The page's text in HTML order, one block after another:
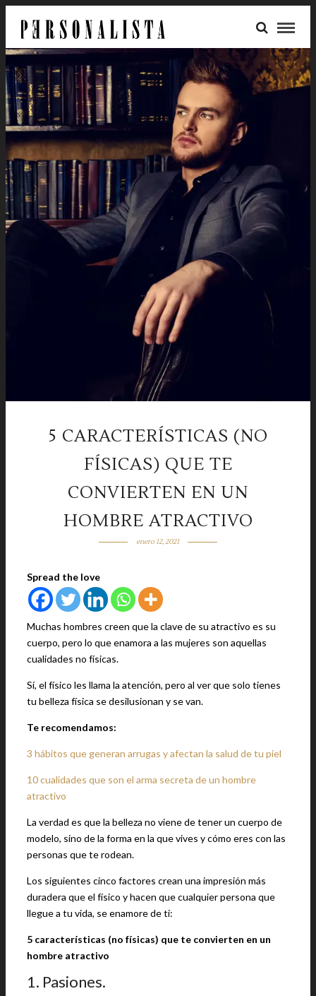
5 CARACTERÍSTICAS (NO
FÍSICAS) QUE TE
CONVIERTEN EN UN
HOMBRE ATRACTIVO
enero 12, 2021
Spread the love
Muchas hombres creen que la clave de su atractivo es su
cuerpo, pero lo que enamora a las mujeres son aquellas
cualidades no físicas.
Sí, el físico les llama la atención, pero al ver que solo tienes
tu belleza física se desilusionan y se van.
Te recomendamos:
3 hábitos que generan arrugas y afectan la salud de tu piel
10 cualidades que son el arma secreta de un hombre
atractivo
La verdad es que la belleza no viene de tener un cuerpo de
modelo, sino de la forma en la que vives y cómo eres con las
personas que te rodean.
Los siguientes cinco factores crean una impresión más
duradera que el físico y hacen que cualquier persona que
llegue a tu vida, se enamore de ti:
5 características (no físicas) que te convierten en un
hombre atractivo
1. Pasiones.